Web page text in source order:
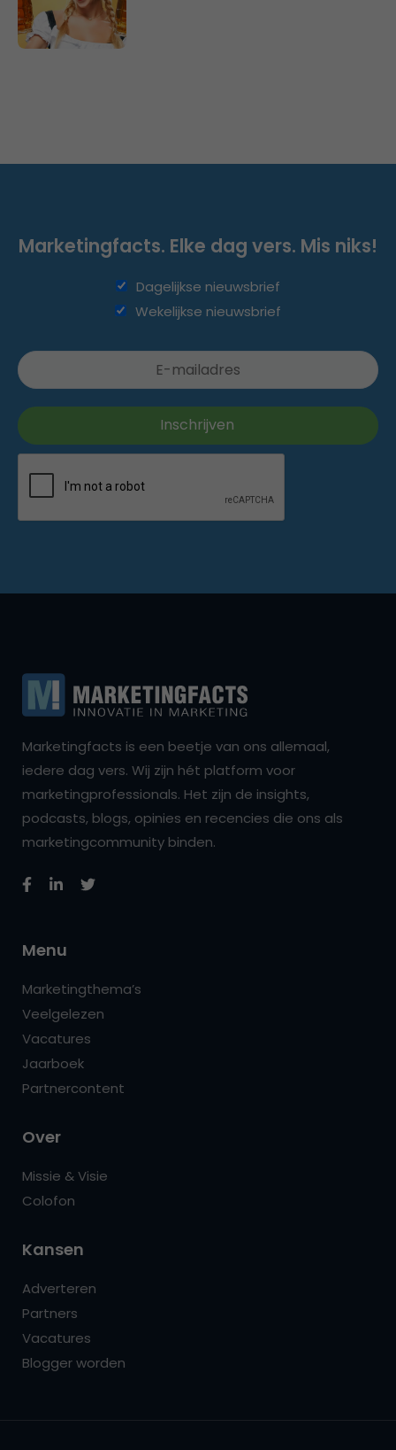
Marketingfacts. Elke dag vers. Mis niks!
Dagelijkse nieuwsbrief
Wekelijkse nieuwsbrief
Marketingfacts is een beetje van ons allemaal,
iedere dag vers. Wij zijn hét platform voor
marketingprofessionals. Het zijn de insights,
podcasts, blogs, opinies en recencies die ons als
marketingcommunity binden.
Menu
Marketingthema’s
Veelgelezen
Vacatures
Jaarboek
Partnercontent
Over
Missie & Visie
Colofon
Kansen
Adverteren
Partners
Vacatures
Blogger worden